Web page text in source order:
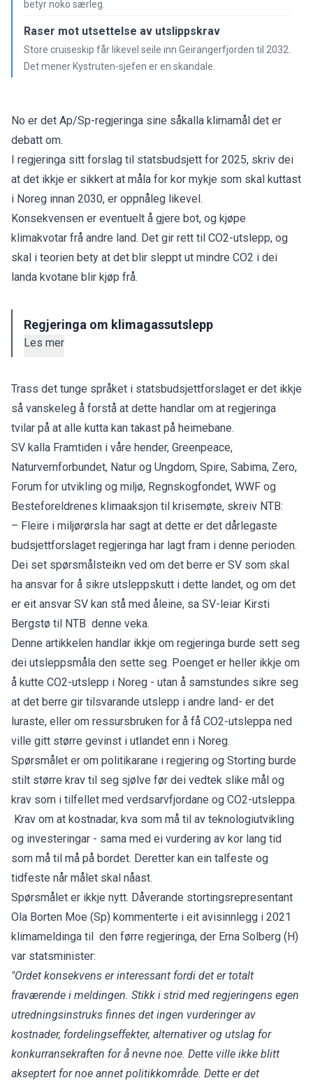
betyr noko særleg.
Raser mot utsettelse av utslippskrav
Store cruiseskip får likevel seile inn Geirangerfjorden til 2032.
Det mener Kystruten-sjefen er en skandale.
No er det Ap/Sp-regjeringa sine såkalla klimamål det er
debatt om.
I regjeringa sitt forslag til statsbudsjett for 2025, skriv dei
at det ikkje er sikkert at måla for kor mykje som skal kuttast
i Noreg innan 2030, er oppnåleg likevel.
Konsekvensen er eventuelt å gjere bot, og kjøpe
klimakvotar frå andre land. Det gir rett til CO2-utslepp, og
skal i teorien bety at det blir sleppt ut mindre CO2 i dei
landa kvotane blir kjøp frå.
Regjeringa om klimagassutslepp
Les mer
Trass det tunge språket i statsbudsjettforslaget er det ikkje
så vanskeleg å forstå at dette handlar om at regjeringa
tvilar på at alle kutta kan takast på heimebane.
SV kalla Framtiden i våre hender, Greenpeace,
Naturvernforbundet, Natur og Ungdom, Spire, Sabima, Zero,
Forum for utvikling og miljø, Regnskogfondet, WWF og
Besteforeldrenes klimaaksjon til krisemøte, skreiv NTB:
– Fleire i miljørørsla har sagt at dette er det dårlegaste
budsjettforslaget regjeringa har lagt fram i denne perioden.
Dei set spørsmålsteikn ved om det berre er SV som skal
ha ansvar for å sikre utsleppskutt i dette landet, og om det
er eit ansvar SV kan stå med åleine, sa SV-leiar Kirsti
Bergstø til NTB denne veka.
Denne artikkelen handlar ikkje om regjeringa burde sett seg
dei utsleppsmåla den sette seg. Poenget er heller ikkje om
å kutte CO2-utslepp i Noreg - utan å samstundes sikre seg
at det berre gir tilsvarande utslepp i andre land- er det
luraste, eller om ressursbruken for å få CO2-utsleppa ned
ville gitt større gevinst i utlandet enn i Noreg.
Spørsmålet er om politikarane i regjering og Storting burde
stilt større krav til seg sjølve før dei vedtek slike mål og
krav som i tilfellet med verdsarvfjordane og CO2-utsleppa.
Krav om at kostnadar, kva som må til av teknologiutvikling
og investeringar - sama med ei vurdering av kor lang tid
som må til må på bordet. Deretter kan ein talfeste og
tidfeste når målet skal nåast.
Spørsmålet er ikkje nytt. Dåverande stortingsrepresentant
Ola Borten Moe (Sp) kommenterte i eit avisinnlegg i 2021
klimameldinga til den førre regjeringa, der Erna Solberg (H)
var statsminister:
"Ordet konsekvens er interessant fordi det er totalt
fraværende i meldingen. Stikk i strid med regjeringens egen
utredningsinstruks finnes det ingen vurderinger av
kostnader, fordelingseffekter, alternativer og utslag for
konkurransekraften for å nevne noe. Dette ville ikke blitt
akseptert for noe annet politikkområde. Dette er det